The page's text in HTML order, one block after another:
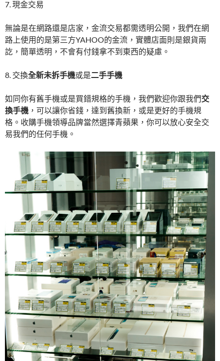
7. 現金交易
無論是在網路還是店家，金流交易都需透明公開，我們在網
路上使用的是第三方YAHOO的金流，實體店面則是銀貨兩
訖，簡單透明，不會有付錢拿不到東西的疑慮。
8. 交換全新未拆手機或是二手手機
如同你有舊手機或是買錯規格的手機，我們歡迎你跟我們交
換手機 ，可以讓你省錢，達到舊換新，或是更好的手機規
格。收購手機領導品牌當然選擇青蘋果，你可以放心安全交
易我們的任何手機。